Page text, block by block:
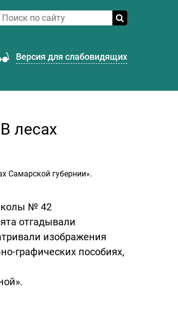
Версия для слабовидящих
лесах
Самарской губернии».
№ 42
отгадывали
изображения
графических пособиях,